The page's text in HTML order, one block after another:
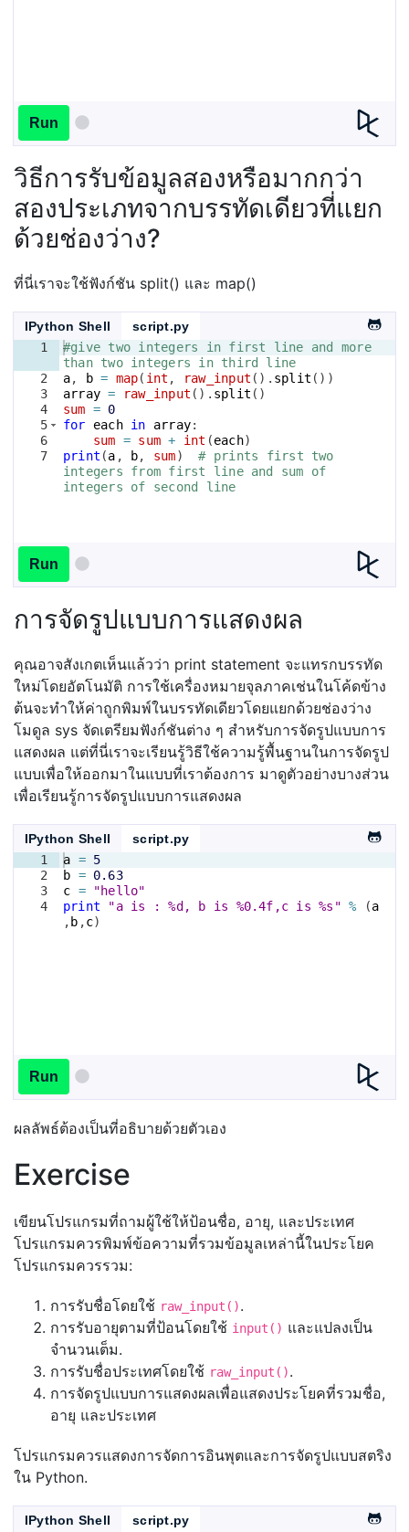
Run
วิธีการรับข้อมูลสองหรือมากกว่า
สองประเภทจากบรรทัดเดียวที่แยก
ด้วยช่องว่าง?
ที่นี่เราจะใช้ฟังก์ชัน split() และ map()
IPython Shell
script.py
1
2
3
4
5
6
7
#give two integers in first line and more
than two integers in third line
a, b = map( int , raw_input ( ) . split ( ))
array = raw_input ( ) . split ( )
sum = 0
for
each in array:
sum = sum + int (each)
print (a , b, sum)
# prints first two
integers from first line and sum of
integers of second line
Run
การจัดรูปแบบการแสดงผล
คุณอาจสังเกตเห็นแล้วว่า print statement จะแทรกบรรทัด
ใหม่โดยอัตโนมัติ การใช้เครื่องหมายจุลภาคเช่นในโค้ดข้าง
ต้นจะทำให้ค่าถูกพิมพ์ในบรรทัดเดียวโดยแยกด้วยช่องว่าง
โมดูล sys จัดเตรียมฟังก์ชันต่าง ๆ สำหรับการจัดรูปแบบการ
แสดงผล แต่ที่นี่เราจะเรียนรู้วิธีใช้ความรู้พื้นฐานในการจัดรูป
แบบเพื่อให้ออกมาในแบบที่เราต้องการ มาดูตัวอย่างบางส่วน
เพื่อเรียนรู้การจัดรูปแบบการแสดงผล
IPython Shell
script.py
1
2
3
4
a = 5
b = 0.63
c =
"hello"
print
"a is : %d, b is %0.4f,c is %s" % (a
, b ,c)
Run
ผลลัพธ์ต้องเป็นที่อธิบายด้วยตัวเอง
Exercise
เขียนโปรแกรมที่ถามผู้ใช้ให้ป้อนชื่อ, อายุ, และประเทศ
โปรแกรมควรพิมพ์ข้อความที่รวมข้อมูลเหล่านี้ในประโยค
โปรแกรมควรรวม:
การรับชื่อโดยใช้ raw_input().
การรับอายุตามที่ป้อนโดยใช้ input() และแปลงเป็น
จำนวนเต็ม.
การรับชื่อประเทศโดยใช้ raw_input().
การจัดรูปแบบการแสดงผลเพื่อแสดงประโยคที่รวมชื่อ,
อายุ และประเทศ
โปรแกรมควรแสดงการจัดการอินพุตและการจัดรูปแบบสตริง
ใน Python.
IPython Shell
script.py